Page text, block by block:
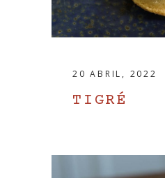
20 ABRIL, 2022
TIGRÉ